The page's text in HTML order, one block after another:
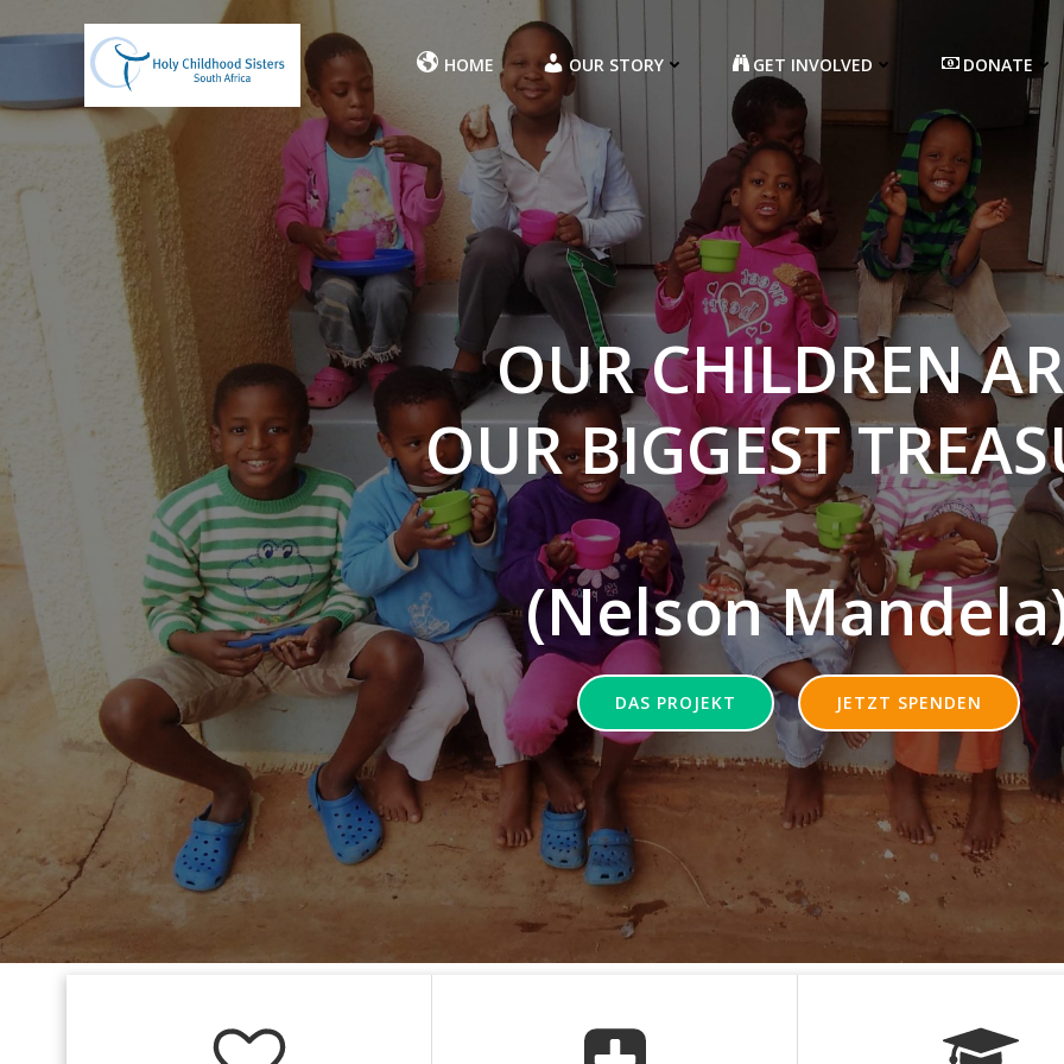
to
HOME OUR STORY GET INVOLVED DONATE
OUR CHILDREN
OUR BIGGEST
(Nelson
DAS PROJEKT JETZT SPENDEN